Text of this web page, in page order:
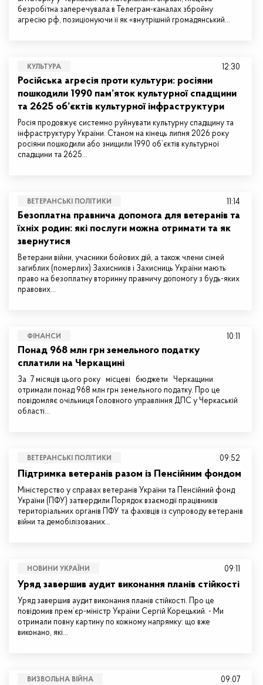
безробітна заперечувала в Телеграм-каналах збройну
агресію рф, позиціонуючи її як «внутрішній громадянський…
КУЛЬТУРА
Російська агресія проти культури: росіяни
пошкодили 1990 пам’яток культурної спадщини
та 2625 об’єктів культурної інфраструктури
Росія продовжує системно руйнувати культурну спадщину та
інфраструктуру України. Станом на кінець липня 2026 року
росіяни пошкодили або знищили 1990 об’єктів культурної
спадщини та 2625…
12:30
ВЕТЕРАНСЬКІ ПОЛІТИКИ
Безоплатна правнича допомога для ветеранів та
їхніх родин: які послуги можна отримати та як
звернутися
Ветерани війни, учасники бойових дій, а також члени сімей
загиблих (померлих) Захисників і Захисниць України мають
право на безоплатну вторинну правничу допомогу з будь-яких
правових…
11:14
ФІНАНСИ
Понад 968 млн грн земельного податку
сплатили на Черкащині
За 7 місяців цього року місцеві бюджети Черкащини
отримали понад 968 млн грн земельного податку. Про це
повідомляє очільниця Головного управління ДПС у Черкаській
області…
10:11
ВЕТЕРАНСЬКІ ПОЛІТИКИ
Підтримка ветеранів разом із Пенсійним фондом
Міністерство у справах ветеранів України та Пенсійний фонд
України (ПФУ) затвердили Порядок взаємодії працівників
територіальних органів ПФУ та фахівців із супроводу ветеранів
війни та демобілізованих…
09:52
НОВИНИ УКРАЇНИ
Уряд завершив аудит виконання планів стійкості
Уряд завершив аудит виконання планів стійкості. Про це
повідомив прем’єр-міністр України Сергій Корецький. - Ми
отримали повну картину по кожному напрямку: що вже
виконано, які…
09:11
ВИЗВОЛЬНА ВІЙНА 09:07